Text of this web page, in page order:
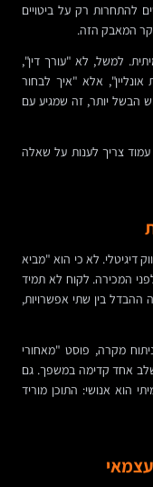
להתחרות רק על ביטויים
המאבק הזה.
למשל, לא "עורך דין",
אלא "איך לבחור
הבשל יותר, זה שמגיע עם
עמוד צריך לענות על שאלה
דיגיטלי. לא כי הוא "מביא
המכירה. לקוח לא תמיד
ההבדל בין שתי אפשרויות,
מקרה, פוסט "מאחורי
אחד קדימה במשפך. גם
הוא אנושי: התוכן מוריד